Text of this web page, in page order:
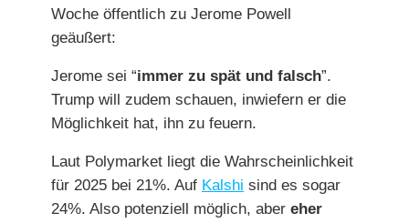
Woche öffentlich zu Jerome Powell
geäußert:
Jerome sei “immer zu spät und falsch”.
Trump will zudem schauen, inwiefern er die
Möglichkeit hat, ihn zu feuern.
Laut Polymarket liegt die Wahrscheinlichkeit
für 2025 bei 21%. Auf Kalshi sind es sogar
24%. Also potenziell möglich, aber eher